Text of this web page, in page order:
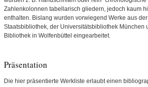
Zahlenkolonnen tabellarisch gliedern, jedoch kaum
enthalten. Bislang wurden vorwiegend Werke aus
Staatsbibliothek, der Universitätsbibliothek München
Bibliothek in Wolfenbüttel eingearbeitet.
Präsentation
Die hier präsentierte Werkliste erlaubt einen